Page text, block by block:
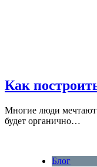
Как
Многие люди мечтают
будет органично…
Блог